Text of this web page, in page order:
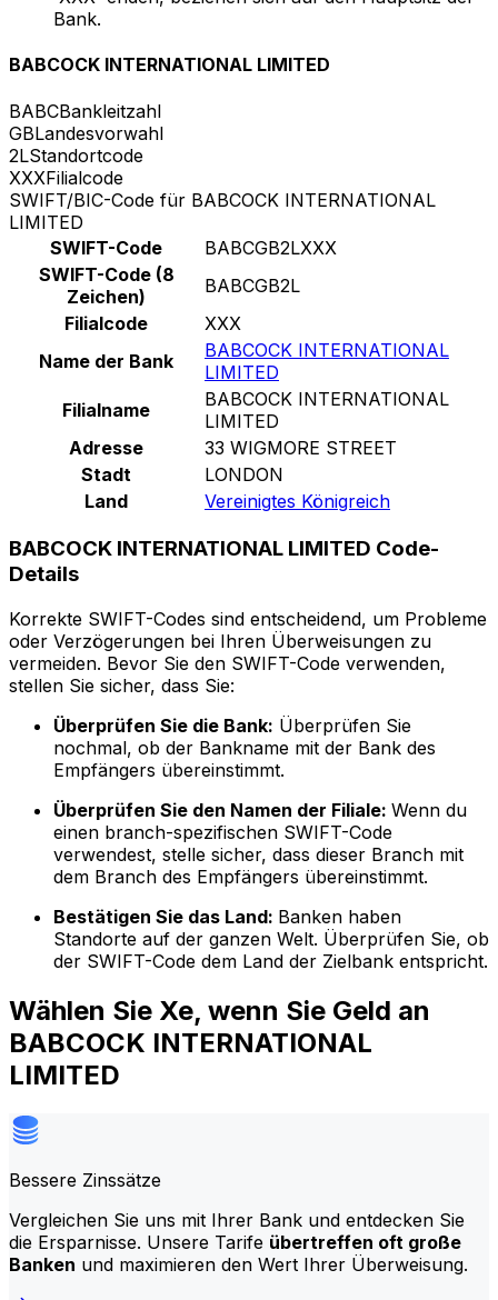
Bank.
BABCOCK INTERNATIONAL LIMITED
BABCBankleitzahl
GBLandesvorwahl
2LStandortcode
XXXFilialcode
SWIFT/BIC-Code für BABCOCK INTERNATIONAL
LIMITED
SWIFT-Code
BABCGB2LXXX
SWIFT-Code (8
Zeichen)
BABCGB2L
Filialcode
XXX
Name der Bank
BABCOCK INTERNATIONAL
LIMITED
Filialname
BABCOCK INTERNATIONAL
LIMITED
Adresse
33 WIGMORE STREET
Stadt
LONDON
Land
Vereinigtes Königreich
BABCOCK INTERNATIONAL LIMITED Code-
Details
Korrekte SWIFT-Codes sind entscheidend, um Probleme
oder Verzögerungen bei Ihren Überweisungen zu
vermeiden. Bevor Sie den SWIFT-Code verwenden,
stellen Sie sicher, dass Sie:
Überprüfen Sie die Bank: Überprüfen Sie
nochmal, ob der Bankname mit der Bank des
Empfängers übereinstimmt.
Überprüfen Sie den Namen der Filiale: Wenn du
einen branch-spezifischen SWIFT-Code
verwendest, stelle sicher, dass dieser Branch mit
dem Branch des Empfängers übereinstimmt.
Bestätigen Sie das Land: Banken haben
Standorte auf der ganzen Welt. Überprüfen Sie, ob
der SWIFT-Code dem Land der Zielbank entspricht.
Wählen Sie Xe, wenn Sie Geld an
BABCOCK INTERNATIONAL
LIMITED
Bessere Zinssätze
Vergleichen Sie uns mit Ihrer Bank und entdecken Sie
die Ersparnisse. Unsere Tarife übertreffen oft große
Banken und maximieren den Wert Ihrer Überweisung.